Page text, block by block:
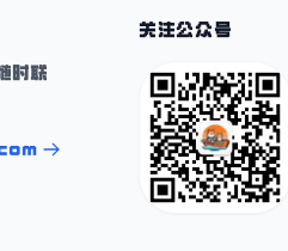
时联
关注公众号